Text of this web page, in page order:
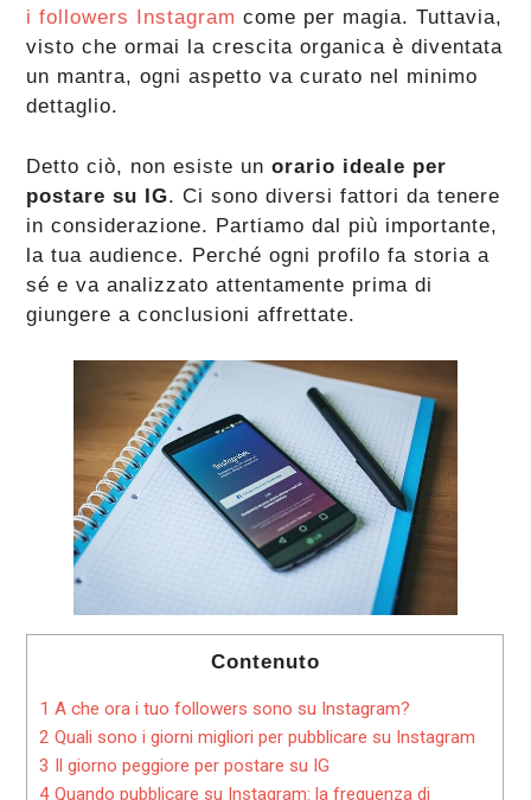
i followers Instagram come per magia. Tuttavia,
visto che ormai la crescita organica è diventata
un mantra, ogni aspetto va curato nel minimo
dettaglio.
Detto ciò, non esiste unorario ideale per
postare su IG. Ci sono diversi fattori da tenere
in considerazione. Partiamo dal più importante,
la tua audience. Perché ogni profilo fa storia a
sé e va analizzato attentamente prima di
giungere a conclusioni affrettate.
Contenuto
1 A che ora i tuo followers sono su Instagram?
2 Quali sono i giorni migliori per pubblicare su Instagram
3
Il giorno peggiore per postare su IG
4 Quando pubblicare su Instagram: la frequenza di